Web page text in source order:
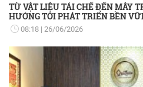
TỪ VẬT LIỆU TÁI CHẾ ĐẾN MÂY
HƯỚNG TỚI PHÁT TRIỂN BỀN
08:18 26/06/2026